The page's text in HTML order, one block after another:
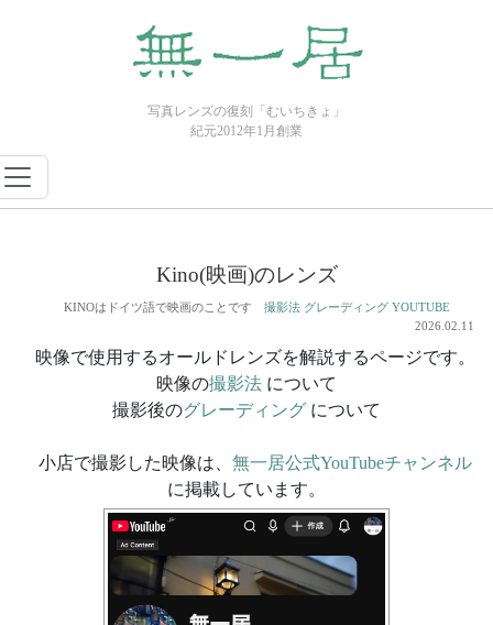
写真レンズの復刻「むいちきょ」
紀元2012年1月創業
Kino(映画)のレンズ
KINOはドイツ語で映画のことです 撮影法 グレーディング YOUTUBE
2026.02.11
映像で使用するオールドレンズを解説するページです。
映像の撮影法 について
撮影後のグレーディング について
小店で撮影した映像は、 無一居公式YouTubeチャンネル
に掲載しています。